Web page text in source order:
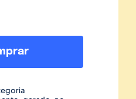
de
no